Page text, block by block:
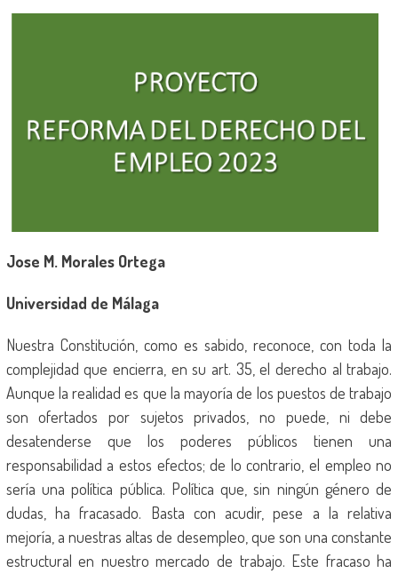
Jose M. Morales Ortega
Universidad de Málaga
Nuestra Constitución, como es sabido, reconoce, con toda la
complejidad que encierra, en su art. 35, el derecho al trabajo.
Aunque la realidad es que la mayoría de los puestos de trabajo
son ofertados por sujetos privados, no puede, ni debe
desatenderse que los poderes públicos tienen una
responsabilidad a estos efectos; de lo contrario, el empleo no
sería una política pública. Política que, sin ningún género de
dudas, ha fracasado. Basta con acudir, pese a la relativa
mejoría, a nuestras altas de desempleo, que son una constante
estructural en nuestro mercado de trabajo. Este fracaso ha